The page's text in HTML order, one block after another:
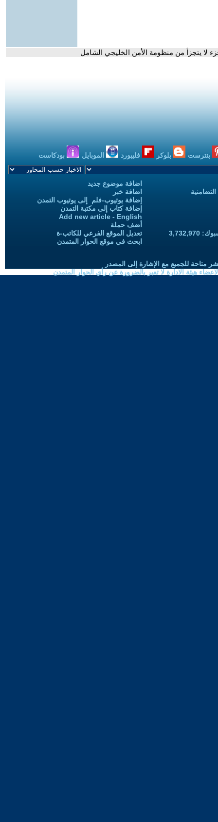
لا يتجزأ من منظومة الأمن الخليجي الشامل
بنترست بلوكر فليبورد الموبايل بودكاست
اضافة موضوع جديد
اضافة خبر
إضافة يوتيوب-فلم إلى يوتيوب التمدن
إضافة كتاب إلى مكتبة التمدن
Add new article - English
أضف حملة
تعديل الموقع الفرعي للكاتب-ة
ابحث في موقع الحوار المتمدن
متاحة للجميع مع الإشارة إلى المصدر
هيئة الادارة لا تعبر بالضرورة عن رأي الحوار المتمدن